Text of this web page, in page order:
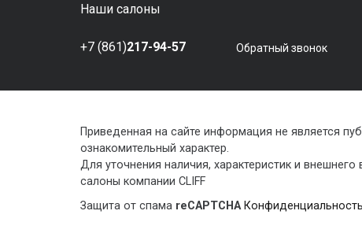
Наши салоны
+7 (861)217-94-57 Обратный звонок
Приведенная на сайте информация не является
ознакомительный характер.
Для уточнения наличия, характеристик и
салоны компании CLIFF
Защита от спама reCAPTCHA Конфиденциальность